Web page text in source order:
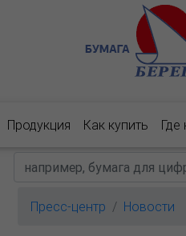
Продукция Как купить Где
Пресс-центр Новости